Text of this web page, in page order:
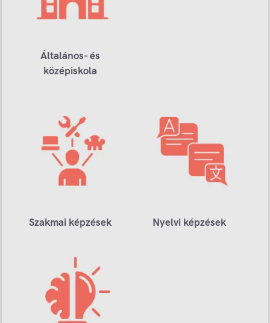
Általános- és
középiskola
Szakmai képzések Nyelvi képzések